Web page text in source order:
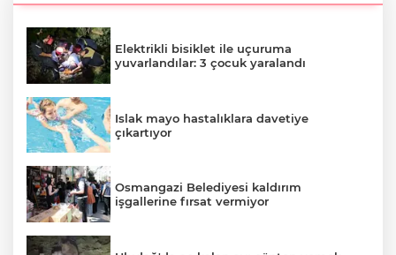
Elektrikli bisiklet ile uçuruma
yuvarlandılar: 3 çocuk yaralandı
Islak mayo hastalıklara davetiye
çıkartıyor
Osmangazi Belediyesi kaldırım
işgallerine fırsat vermiyor